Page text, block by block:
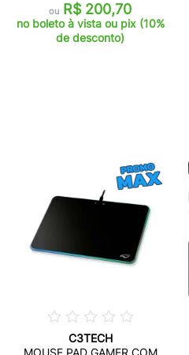
ou R$ 200,70
no boleto à vista ou pix (10%
de desconto)
C3TECH
MOUSE PAD GAMER COM